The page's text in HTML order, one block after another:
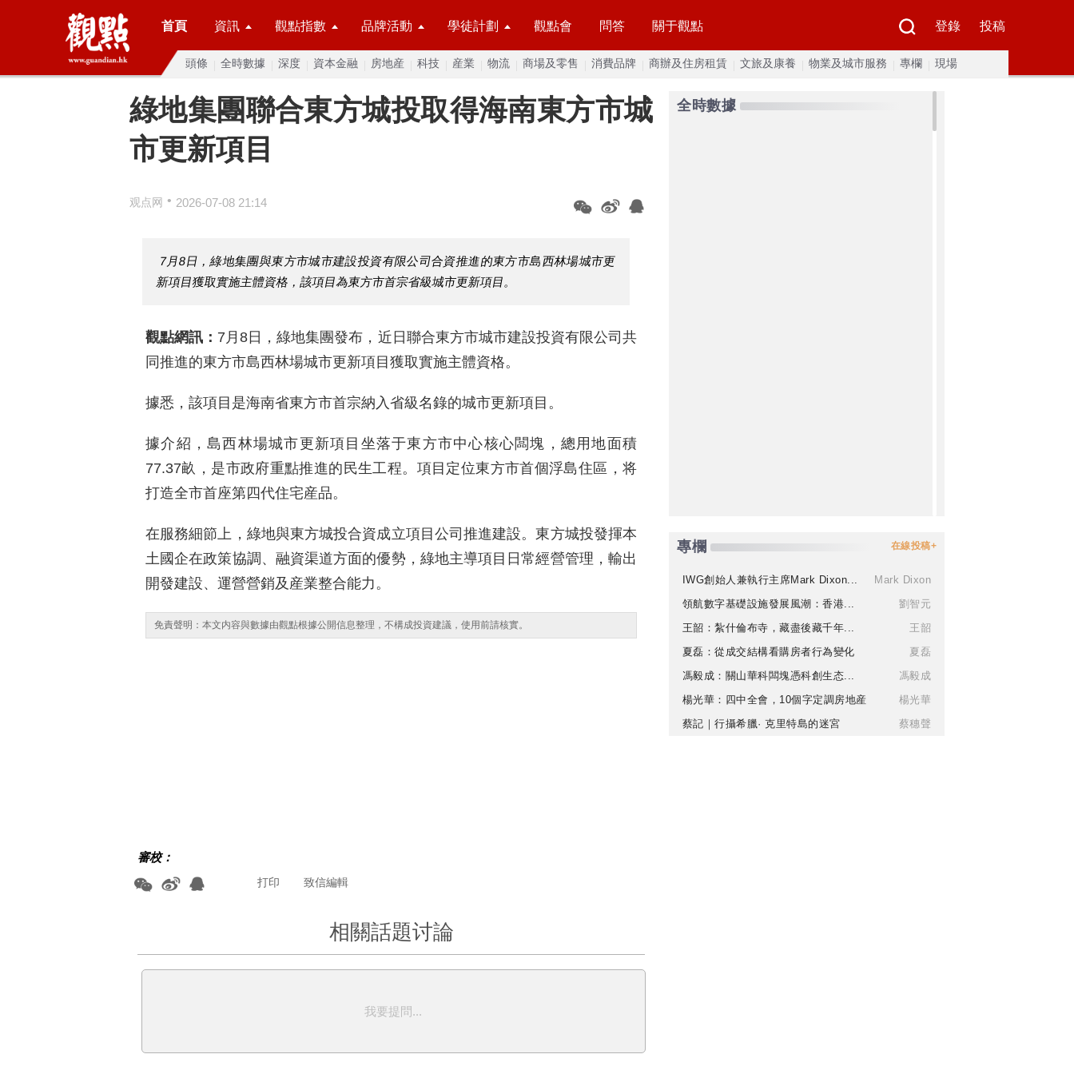
首頁 資訊 觀點指數 品牌活動 學徒計劃 觀點會 問答 關于觀點 登錄 投稿
頭條 全時數據 深度 資本金融 房地産 科技 産業 物流 商場及零售 消費品牌 商辦及住房租賃 文旅及康養 物業及城市服務 專欄 現場
綠地集團聯合東方城投取得海南東方市城
市更新項目
观点网 • 2026-07-08 21:14
7月8日，綠地集團與東方市城市建設投資有限公司合資推進的東方市島西林場城市更
新項目獲取實施主體資格，該項目為東方市首宗省級城市更新項目。
觀點網訊： 7月8日，綠地集團發布，近日聯合東方市城市建設投資有限公司共
同推進的東方市島西林場城市更新項目獲取實施主體資格。
據悉，該項目是海南省東方市首宗納入省級名錄的城市更新項目。
據介紹，島西林場城市更新項目坐落于東方市中心核心闆塊，總用地面積
77.37畝，是市政府重點推進的民生工程。項目定位東方市首個浮島住區，将
打造全市首座第四代住宅産品。
在服務細節上，綠地與東方城投合資成立項目公司推進建設。東方城投發揮本
土國企在政策協調、融資渠道方面的優勢，綠地主導項目日常經營管理，輸出
開發建設、運營營銷及産業整合能力。
免責聲明：本文内容與數據由觀點根據公開信息整理，不構成投資建議，使用前請核實。
審校：
致信編輯
打印
相關話題讨論
我要提問...
全時數據
專欄 在線投稿+
IWG創始人兼執行主席Mark Dixon...
Mark Dixon
領航數字基礎設施發展風潮：香港...
劉智元
王韶：紮什倫布寺，藏盡後藏千年...
王韶
夏磊：從成交結構看購房者行為變化
夏磊
馮毅成：關山華科闆塊憑科創生态...
馮毅成
楊光華：四中全會，10個字定調房地産
楊光華
蔡記｜行攝希臘· 克里特島的迷宮
蔡穗聲